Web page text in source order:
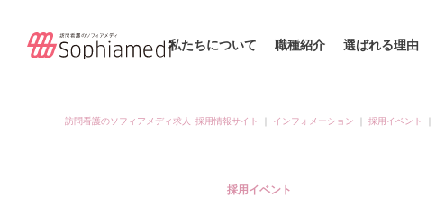
私たちについて 職種紹介 選ばれる理由
訪問看護のソフィアメディ求人･採用情報サイト インフォメーション 採用イベント
採用イベント